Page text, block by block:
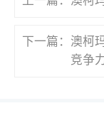
下一篇： 澳柯
竞争